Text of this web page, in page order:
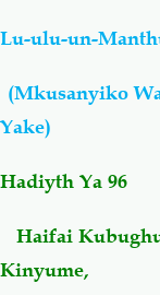
Salaf Wa
Akhlaaq-
Lu-ulu-un-
(Mkusanyiko
Yake)
Hadiyth Ya 96
Haifai
Kinyume,